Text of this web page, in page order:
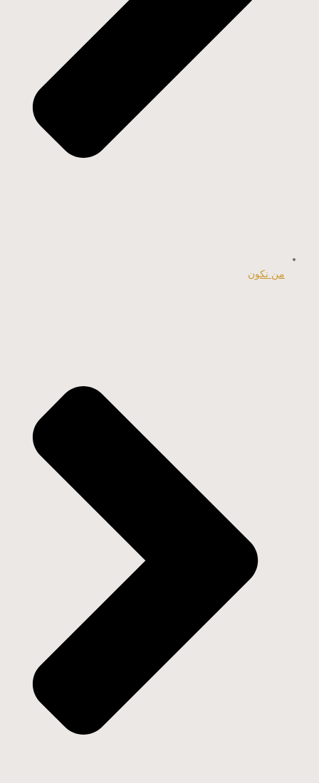
من نكون